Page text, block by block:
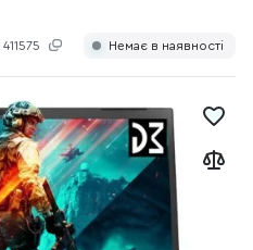
411575 Немає в наявності